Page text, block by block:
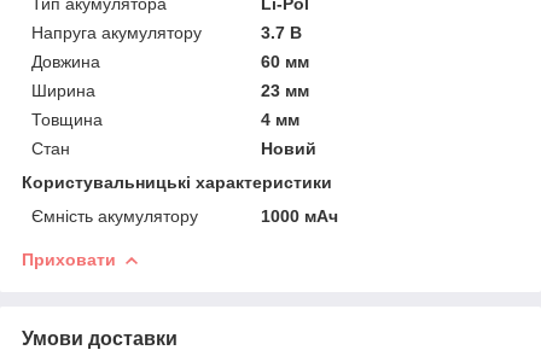
Напруга акумулятору
3.7 В
Довжина
60 мм
Ширина
23 мм
Товщина
4 мм
Стан
Новий
Користувальницькі характеристики
Ємність акумулятору
1000 мАч
Приховати
Умови доставки